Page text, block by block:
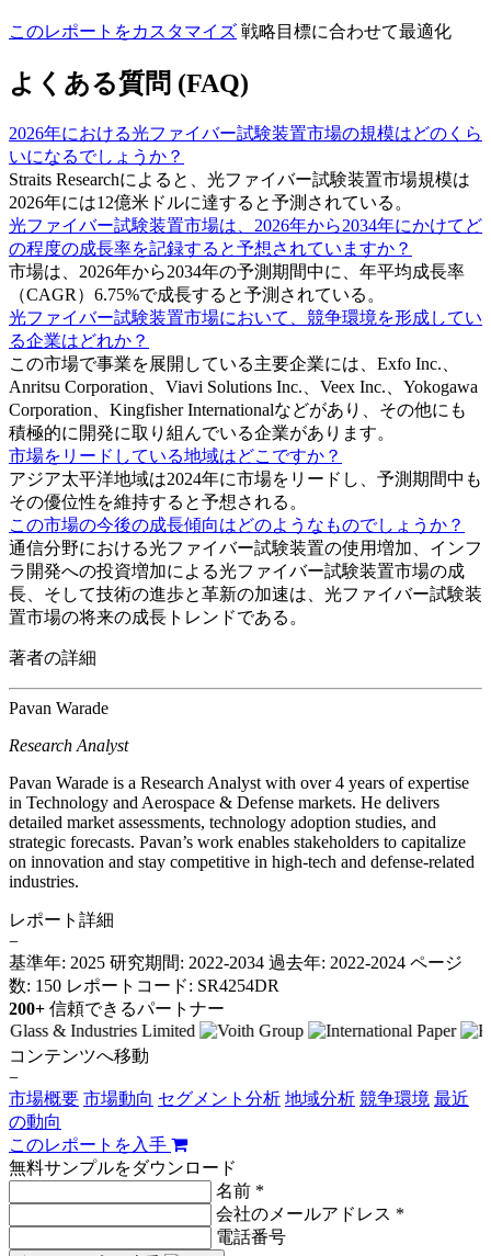
このレポートをカスタマイズ 戦略目標に合わせて最適化
よくある質問 (FAQ)
2026年における光ファイバー試験装置市場の規模はどのくら
いになるでしょうか？
Straits Researchによると、光ファイバー試験装置市場規模は
2026年には12億米ドルに達すると予測されている。
光ファイバー試験装置市場は、2026年から2034年にかけてど
の程度の成長率を記録すると予想されていますか？
市場は、2026年から2034年の予測期間中に、年平均成長率
（CAGR）6.75%で成長すると予測されている。
光ファイバー試験装置市場において、競争環境を形成してい
る企業はどれか？
この市場で事業を展開している主要企業には、Exfo Inc.、
Anritsu Corporation、Viavi Solutions Inc.、Veex Inc.、Yokogawa
Corporation、Kingfisher Internationalなどがあり、その他にも
積極的に開発に取り組んでいる企業があります。
市場をリードしている地域はどこですか？
アジア太平洋地域は2024年に市場をリードし、予測期間中も
その優位性を維持すると予想される。
この市場の今後の成長傾向はどのようなものでしょうか？
通信分野における光ファイバー試験装置の使用増加、インフ
ラ開発への投資増加による光ファイバー試験装置市場の成
長、そして技術の進歩と革新の加速は、光ファイバー試験装
置市場の将来の成長トレンドである。
著者の詳細
Pavan Warade
Research Analyst
Pavan Warade is a Research Analyst with over 4 years of expertise
in Technology and Aerospace & Defense markets. He delivers
detailed market assessments, technology adoption studies, and
strategic forecasts. Pavan’s work enables stakeholders to capitalize
on innovation and stay competitive in high-tech and defense-related
industries.
レポート詳細
−
基準年: 2025 研究期間: 2022-2034 過去年: 2022-2024 ページ
数: 150 レポートコード: SR4254DR
200+ 信頼できるパートナー
コンテンツへ移動
−
市場概要 市場動向 セグメント分析 地域分析 競争環境 最近
の動向
このレポートを入手
無料サンプルをダウンロード
名前 *
会社のメールアドレス *
電話番号